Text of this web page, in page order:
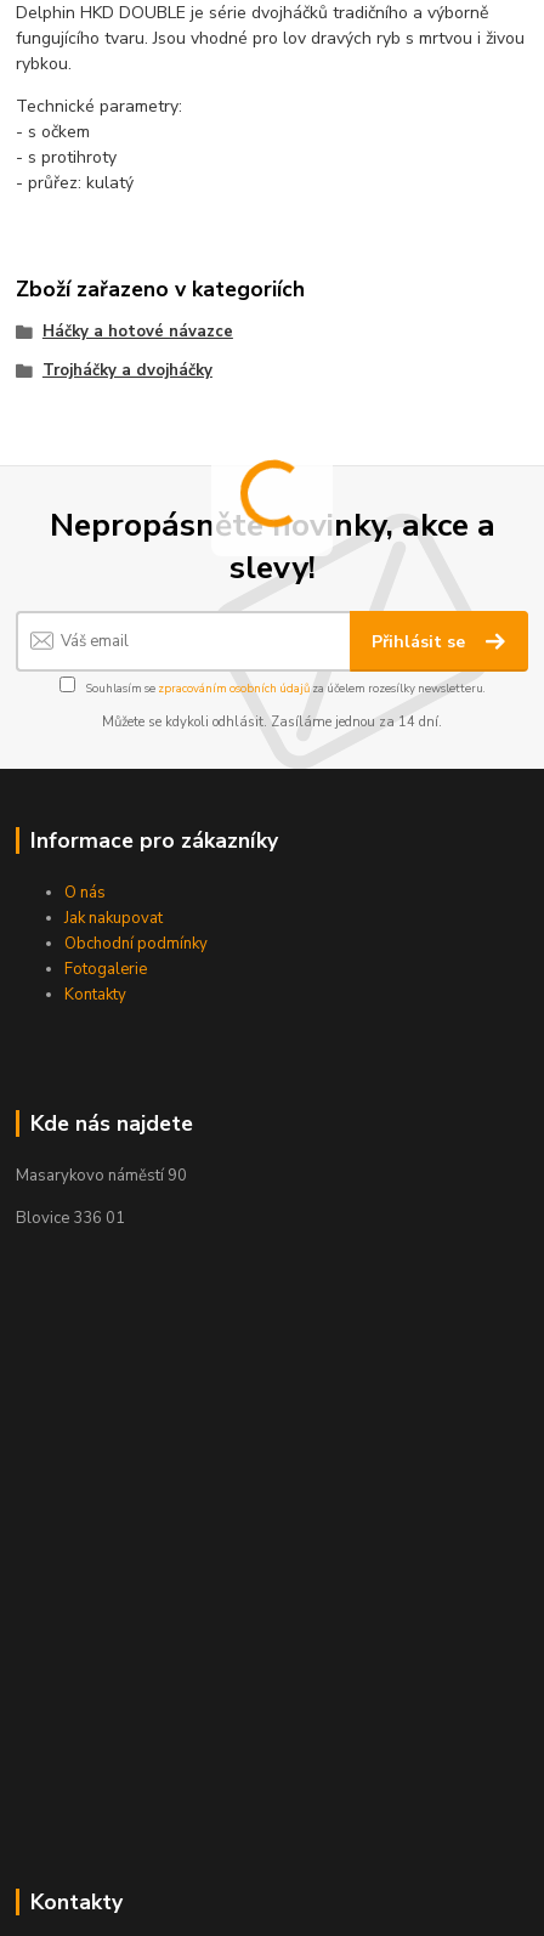
Delphin HKD DOUBLE je série dvojháčků tradičního a výborně
fungujícího tvaru. Jsou vhodné pro lov dravých ryb s mrtvou i živou
rybkou.
Technické parametry:
- s očkem
- s protihroty
- průřez: kulatý
Zboží zařazeno v kategoriích
Háčky a hotové návazce
Trojháčky a dvojháčky
Nepropásněte novinky, akce a
slevy!
Přihlásit se
Souhlasím se zpracováním osobních údajůza účelem rozesílky newsletteru.
Můžete se kdykoli odhlásit. Zasíláme jednou za 14 dní.
Informace pro zákazníky
O nás
Jak nakupovat
Obchodní podmínky
Fotogalerie
Kontakty
Kde nás najdete
Masarykovo náměstí 90
Blovice 336 01
Kontakty